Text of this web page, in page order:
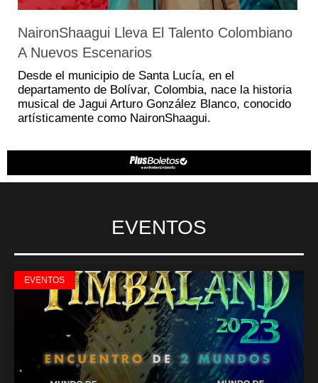
NaironShaagui Lleva El Talento Colombiano
A Nuevos Escenarios
Desde el municipio de Santa Lucía, en el
departamento de Bolívar, Colombia, nace la historia
musical de Jagui Arturo González Blanco, conocido
artísticamente como NaironShaagui.
EVENTOS
EVENTOS